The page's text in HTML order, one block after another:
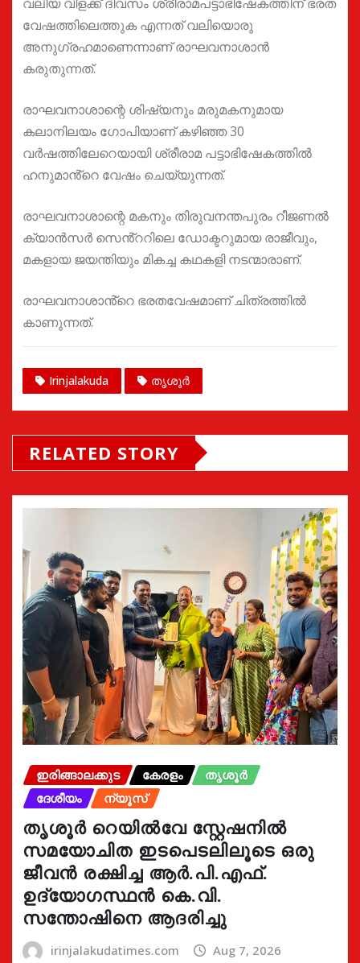
വേഷത്തിലെത്തുക എന്നത് വലിയൊരു
അനുഗ്രഹമാണെന്നാണ് രാഘവനാശാൻ
കരുതുന്നത്.
രാഘവനാശാന്റെ ശിഷ്യനും മരുമകനുമായ
കലാനിലയം ഗോപിയാണ് കഴിഞ്ഞ 30
വർഷത്തിലേറെയായി ശ്രീരാമ പട്ടാഭിഷേകത്തിൽ
ഹനുമാൻ്റെ വേഷം ചെയ്യുന്നത്.
രാഘവനാശാന്റെ മകനും തിരുവനന്തപുരം റീജണൽ
ക്യാൻസർ സെൻ്ററിലെ ഡോക്ടറുമായ രാജീവും,
മകളായ ജയന്തിയും മികച്ച കഥകളി നടന്മാരാണ്.
രാഘവനാശാൻ്റെ ഭരതവേഷമാണ് ചിത്രത്തിൽ
കാണുന്നത്.
Irinjalakuda തൃശൂർ
RELATED STORY
ഇരിങ്ങാലക്കുട കേരളം
തൃശൂർ
ദേശീയം
ന്യൂസ്
തൃശൂർ റെയിൽവേ സ്റ്റേഷനിൽ
സമയോചിത ഇടപെടലിലൂടെ ഒരു
ജീവൻ രക്ഷിച്ച ആർ.പി.എഫ്.
ഉദ്യോഗസ്ഥൻ കെ.വി.
സന്തോഷിനെ ആദരിച്ചു
irinjalakudatimes.com Aug 7, 2026